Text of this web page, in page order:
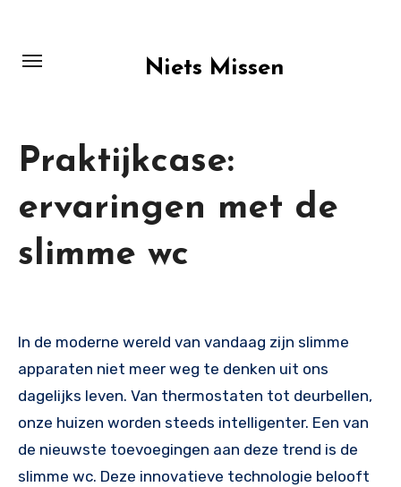
content
Niets Missen
Praktijkcase:
ervaringen met de
slimme wc
In de moderne wereld van vandaag zijn slimme
apparaten niet meer weg te denken uit ons
dagelijks leven. Van thermostaten tot deurbellen,
onze huizen worden steeds intelligenter. Een van
de nieuwste toevoegingen aan deze trend is de
slimme wc. Deze innovatieve technologie belooft